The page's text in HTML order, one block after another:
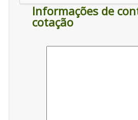
Informações de
cotação